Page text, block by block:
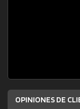
OPINIONES DE